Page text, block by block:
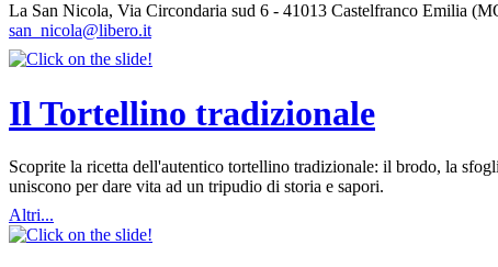
La San Nicola, Via Circondaria sud 6 - 41013 Castelfranco Emilia
san_nicola@libero.it
Il Tortellino tradizionale
Scoprite la ricetta dell'autentico tortellino tradizionale: il brodo, la
uniscono per dare vita ad un tripudio di storia e sapori.
Altri...